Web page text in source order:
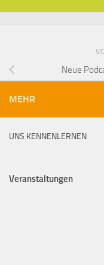
Neue
MEHR
UNS KENNENLERNEN
Veranstaltungen